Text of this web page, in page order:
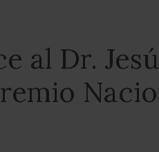
al Dr.